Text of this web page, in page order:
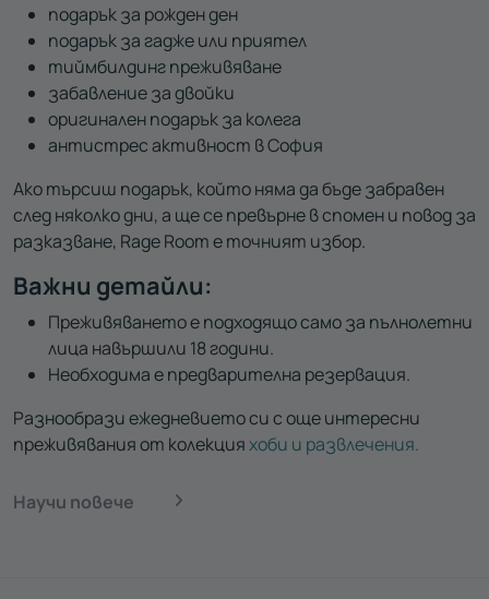
подарък за рожден ден
подарък за гадже или приятел
тиймбилдинг преживяване
забавление за двойки
оригинален подарък за колега
антистрес активност в София
Ако търсиш подарък, който няма да бъде забравен
след няколко дни, а ще се превърне в спомен и повод за
разказване, Rage Room е точният избор.
Важни детайли:
Преживяването е подходящо само за пълнолетни
лица навършили 18 години.
Необходима е предварителна резервация.
Разнообрази ежедневието си с още интересни
преживявания от колекцияхоби и развлечения.
Научи повече